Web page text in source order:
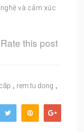
và cảm xúc
Rate this post
, rem tu dong ,